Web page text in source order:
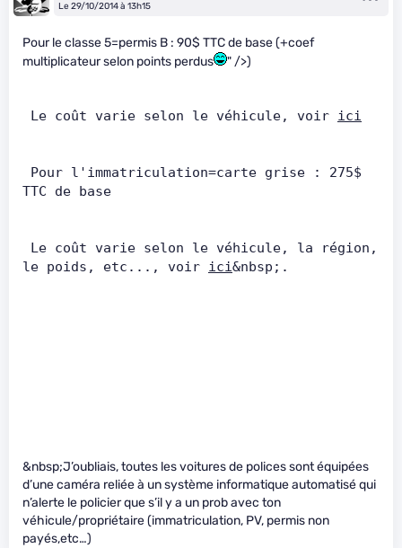
Le 29/10/2014 à 13h15
Pour le classe 5=permis B : 90$ TTC de base (+coef
multiplicateur selon points perdus
" />)
Le coût varie selon le véhicule, voir ici
TTC de base
le poids, etc..., voir ici&nbsp;.
&nbsp;J’oubliais, toutes les voitures de polices sont équipées
d’une caméra reliée à un système informatique automatisé qui
n’alerte le policier que s’il y a un prob avec ton
véhicule/propriétaire (immatriculation, PV, permis non
payés,etc…)